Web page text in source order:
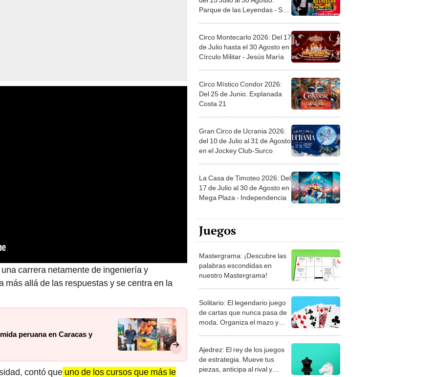
carrera netamente de ingeniería y
más allá de las respuestas y se centra en la
peruana en Caracas y
contó que uno de los cursos que más le
Parque de las Leyendas - San
Circo Montecarlo 2026: Del 17
de Julio hasta el 30 Agosto en
Círculo Militar - Jesús María
Circo Místico Condor 2026:
Del 25 de Junio. Explanada
Costa 21
Gran Circo de Ucrania 2026:
del 10 de Julio al 31 de Agosto
en el Jockey Club-Surco
La Casa de Timoteo 2026: Del
17 de Julio al 30 de Agosto en
Mega Plaza - Independencia
Juegos
Mastergrama: ¡Descubre las
palabras escondidas en
nuestro Mastergrama!
Solitario: El legendario juego
de cartas que nunca pasa de
moda. Organiza el mazo y
Ajedrez: El rey de los juegos
de estrategia. Mueve tus
piezas, anticipa al rival y